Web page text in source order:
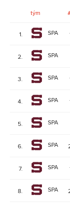
tým
1. SPA
2. SPA
3. SPA
4. SPA
5. SPA
6. SPA
7. SPA
8. SPA